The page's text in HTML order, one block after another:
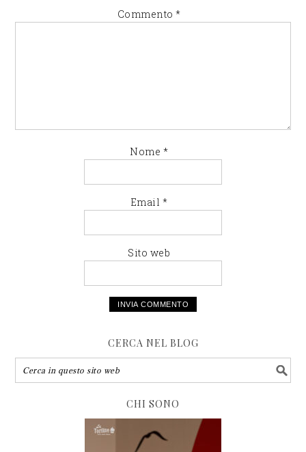
Commento *
Nome *
Email *
Sito web
CERCA NEL BLOG
CHI SONO